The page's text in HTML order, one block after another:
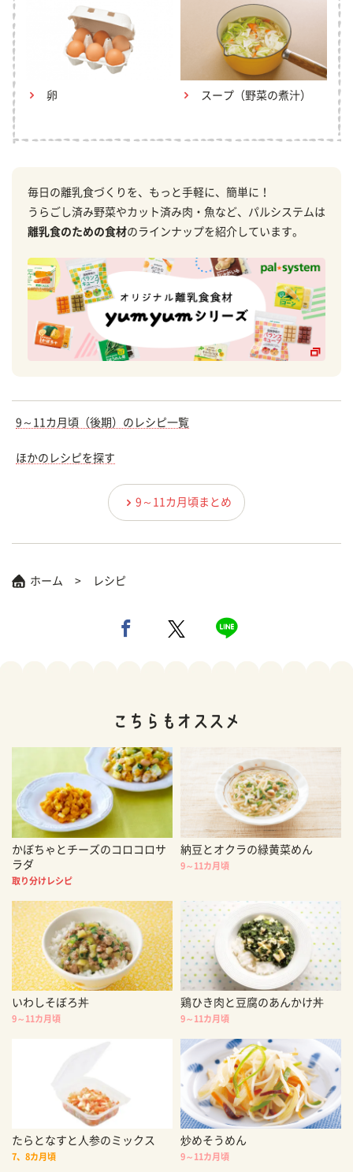
卵 スープ（野菜の煮汁）
毎日の離乳食づくりを、もっと手軽に、簡単に！
うらごし済み野菜やカット済み肉・魚など、パルシステムは
離乳食のための食材のラインナップを紹介しています。
9～11カ月頃（後期）のレシピ一覧
ほかのレシピを探す
9～11カ月頃まとめ
ホーム レシピ
かぼちゃとチーズのコロコロサ
ラダ
取り分けレシピ
納豆とオクラの緑黄菜めん
9～11カ月頃
いわしそぼろ丼
9～11カ月頃
鶏ひき肉と豆腐のあんかけ丼
9～11カ月頃
たらとなすと人参のミックス
7、8カ月頃
炒めそうめん
9～11カ月頃